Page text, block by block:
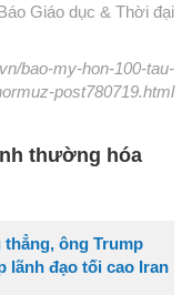
Giáo dục & Thời đại
bao-my-hon-100-tau-
post780719.html
thường hóa
thẳng, ông Trump
lãnh đạo tối cao Iran